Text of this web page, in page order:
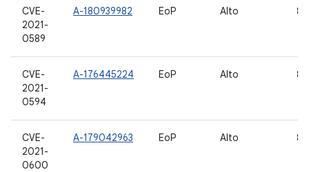
CVE-
2021-
0589
A-180939982 EoP Alto
CVE-
2021-
0594
A-176445224 EoP Alto
CVE-
2021-
0600
A-179042963 EoP Alto